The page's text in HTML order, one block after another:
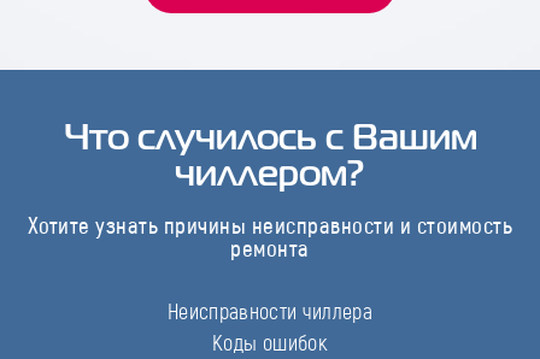
Что случилось с Вашим
чиллером?
Хотите узнать причины неисправности и стоимость
ремонта
Неисправности чиллера
Коды ошибок